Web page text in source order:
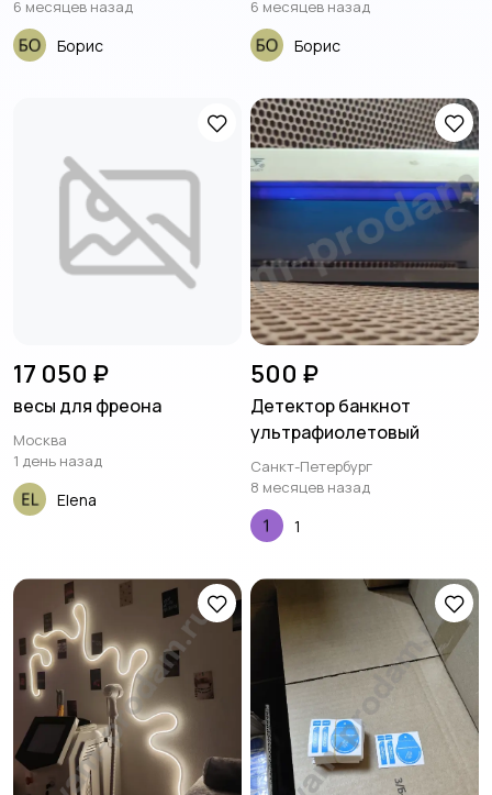
6 месяцев назад
Борис
6 месяцев назад
Борис
17 050 ₽
весы для фреона
Москва
1 день назад
Elena
500 ₽
Детектор банкнот
ультрафиолетовый
Санкт-Петербург
8 месяцев назад
1